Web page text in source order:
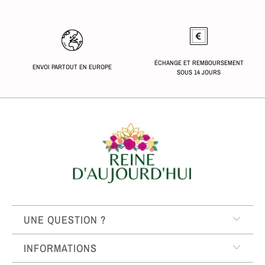
ENVOI PARTOUT EN EUROPE
ÉCHANGE ET REMBOURSEMENT
SOUS 14 JOURS
UNE QUESTION ?
INFORMATIONS